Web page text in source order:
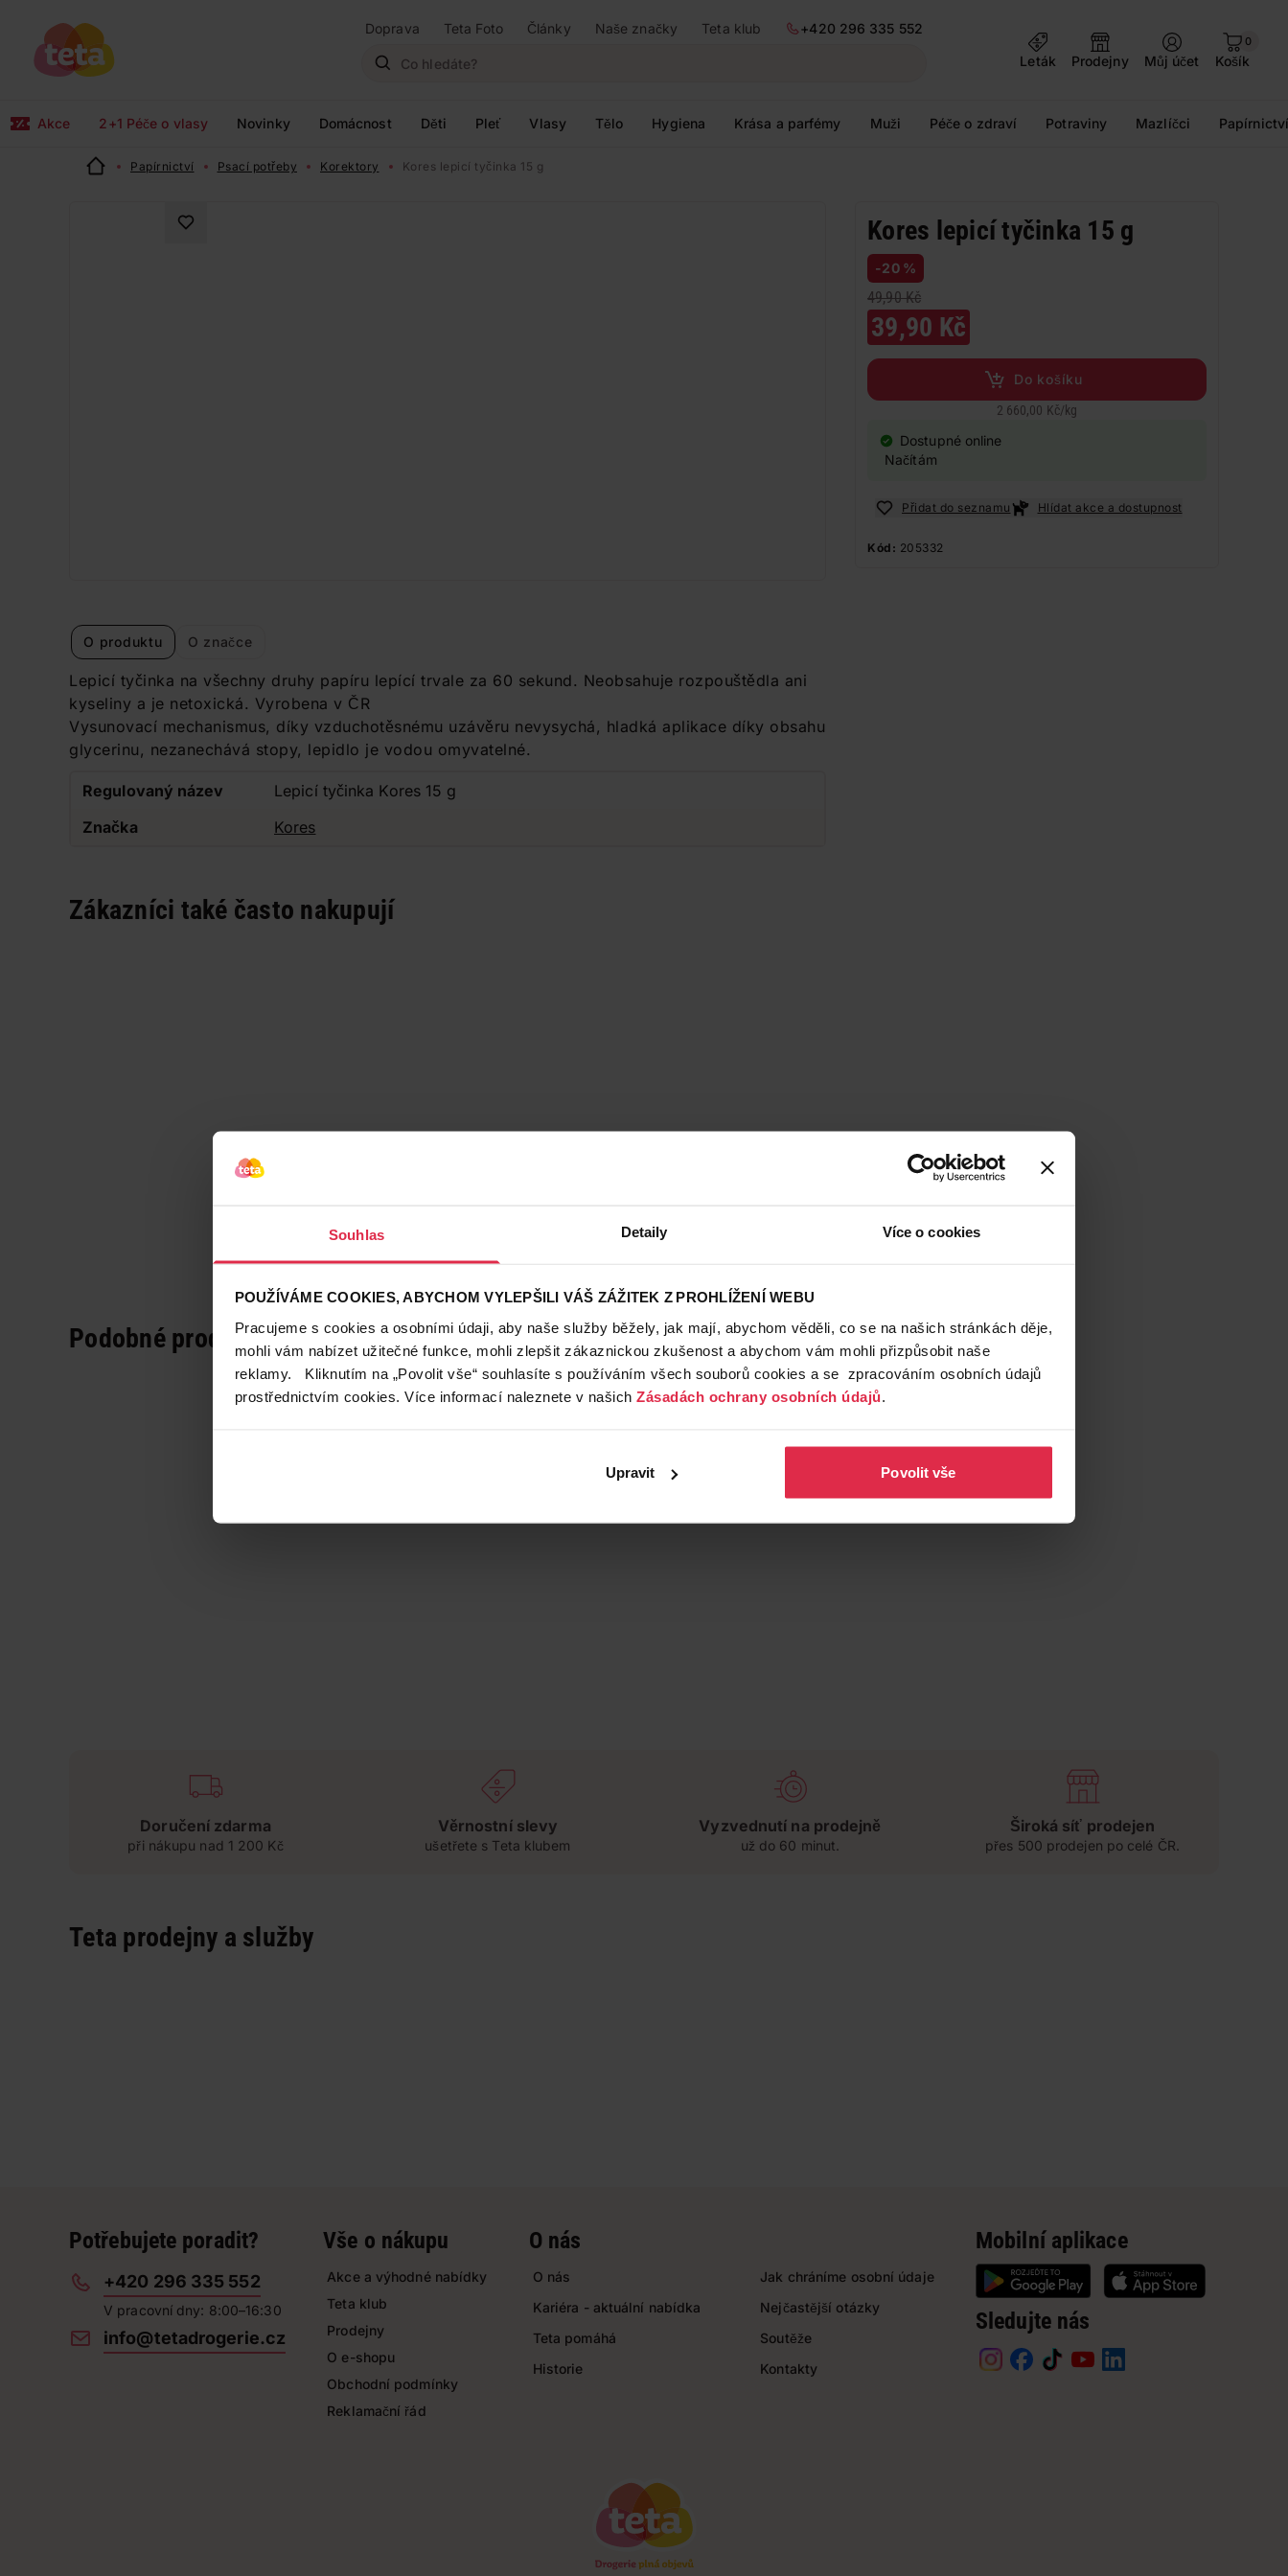
Souhlas Detaily Více o cookies
POUŽÍVÁME COOKIES, ABYCHOM VYLEPŠILI VÁŠ ZÁŽITEK Z PROHLÍŽENÍ WEBU
Pracujeme s cookies a osobními údaji, aby naše služby běžely, jak mají, abychom věděli, co se na našich stránkách děje,
mohli vám nabízet užitečné funkce, mohli zlepšit zákaznickou zkušenost a abychom vám mohli přizpůsobit naše
reklamy. Kliknutím na „Povolit vše“ souhlasíte s používáním všech souborů cookies a se zpracováním osobních údajů
prostřednictvím cookies. Více informací naleznete v našich Zásadách ochrany osobních údajů.
Upravit Povolit vše
Doprava Teta Foto Články Naše značky Teta klub
+420 296 335 552
Leták
Prodejny Můj účet
0
Košík
Akce 2+1 Péče o vlasy Novinky Domácnost Děti Pleť Vlasy Tělo Hygiena Krása a parfémy Muži Péče o zdraví Potraviny Mazlíčci
Papírnictví Psací potřeby Korektory Kores lepicí tyčinka 15 g
O produktu O značce
Lepicí tyčinka na všechny druhy papíru lepící trvale za 60 sekund. Neobsahuje rozpouštědla ani
kyseliny a je netoxická. Vyrobena v ČR
Vysunovací mechanismus, díky vzduchotěsnému uzávěru nevysychá, hladká aplikace díky obsahu
glycerinu, nezanechává stopy, lepidlo je vodou omyvatelné.
Regulovaný název
Lepicí tyčinka Kores 15 g
Značka
Kores
Kores lepicí tyčinka 15 g
49,90 Kč
39,90 Kč
-20 %
Do košíku
2 660,00 Kč/kg
Dostupné online
Načítám
Přidat do seznamu Hlídat akce a dostupnost
Kód: 205332
Zákazníci také často nakupují
Podobné produkty
Doručení zdarma
při nákupu nad 1 200 Kč
Věrnostní slevy
ušetřete s Teta klubem
Vyzvednutí na prodejně
už do 60 minut.
Široká síť prodejen
přes 500 prodejen po celé ČR.
Teta prodejny a služby
Potřebujete poradit?
+420 296 335 552
V pracovní dny: 8:00–16:30
info@tetadrogerie.cz
Vše o nákupu
Akce a výhodné nabídky
Teta klub
Prodejny
O e-shopu
Obchodní podmínky
Reklamační řád
O nás
O nás
Kariéra - aktuální nabídka
Teta pomáhá
Historie
Jak chráníme osobní údaje
Nejčastější otázky
Soutěže
Kontakty
Mobilní aplikace
Sledujte nás